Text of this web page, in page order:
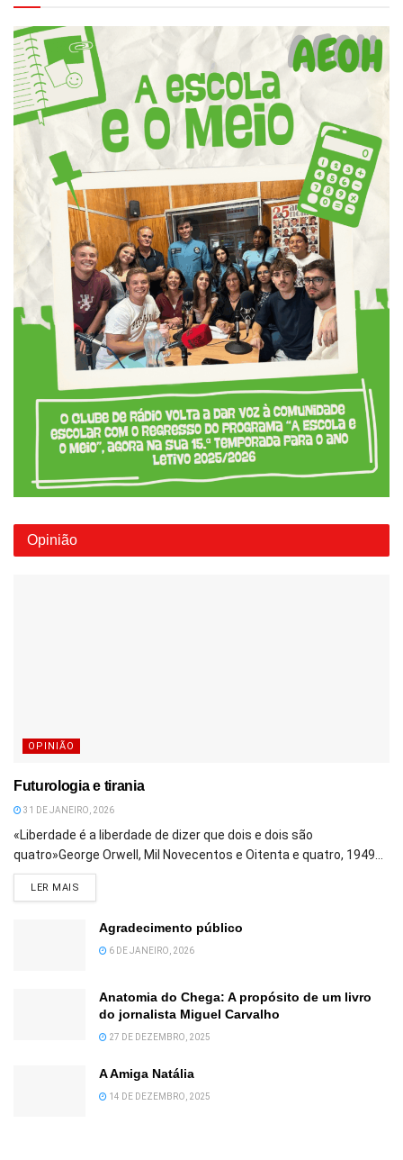
Opinião
OPINIÃO
Futurologia e tirania
31 DE JANEIRO, 2026
«Liberdade é a liberdade de dizer que dois e dois são
quatro»George Orwell, Mil Novecentos e Oitenta e quatro, 1949...
LER MAIS
Agradecimento público
6 DE JANEIRO, 2026
Anatomia do Chega: A propósito de um livro
do jornalista Miguel Carvalho
27 DE DEZEMBRO, 2025
A Amiga Natália
14 DE DEZEMBRO, 2025